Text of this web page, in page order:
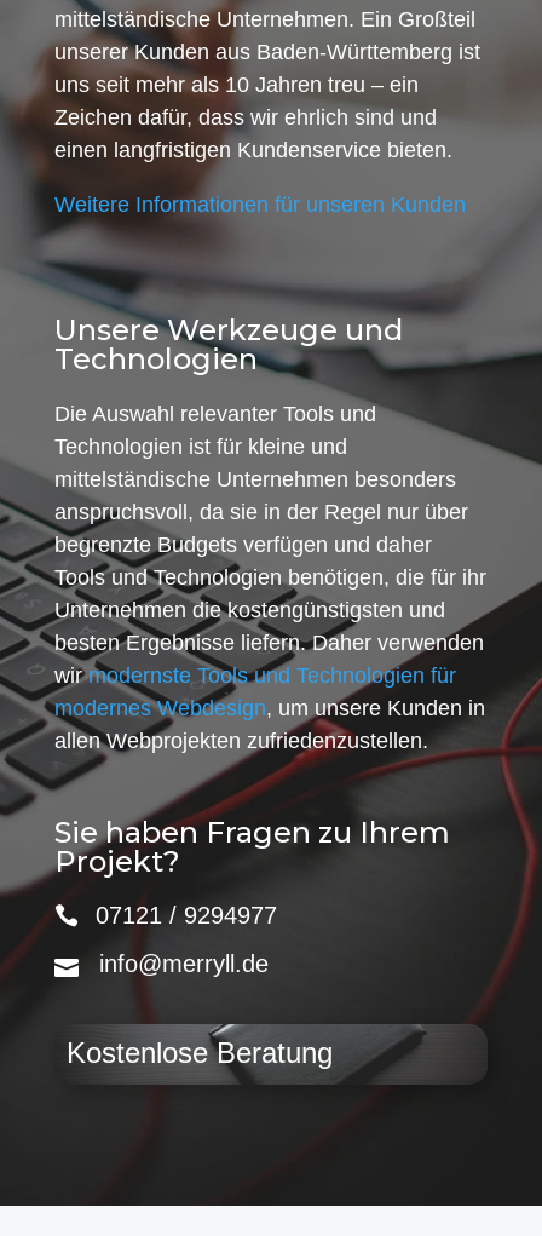
mittelständische Unternehmen. Ein Großteil
unserer Kunden aus Baden-Württemberg ist
uns seit mehr als 10 Jahren treu – ein
Zeichen dafür, dass wir ehrlich sind und
einen langfristigen Kundenservice bieten.
Weitere Informationen für unseren Kunden
Unsere Werkzeuge und
Technologien
Die Auswahl relevanter Tools und
Technologien ist für kleine und
mittelständische Unternehmen besonders
anspruchsvoll, da sie in der Regel nur über
begrenzte Budgets verfügen und daher
Tools und Technologien benötigen, die für ihr
Unternehmen die kostengünstigsten und
besten Ergebnisse liefern. Daher verwenden
wirmodernste Tools und Technologien für
modernes Webdesign, um unsere Kunden in
allen Webprojekten zufriedenzustellen.
Sie haben Fragen zu Ihrem
Projekt?
07121 / 9294977
info@merryll.de
Kostenlose Beratung